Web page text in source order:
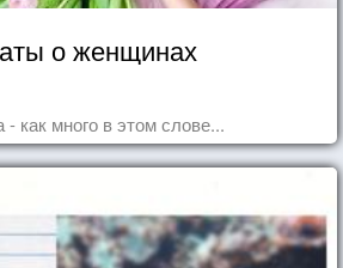
о женщинах
как много в этом слове...